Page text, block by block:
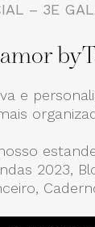
– 3E
by
e
2023,